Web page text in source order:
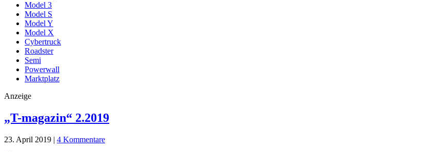
Model 3
Model S
Model Y
Model X
Cybertruck
Roadster
Semi
Powerwall
Marktplatz
Anzeige
„T-magazin“ 2.2019
23. April 2019 | 4 Kommentare